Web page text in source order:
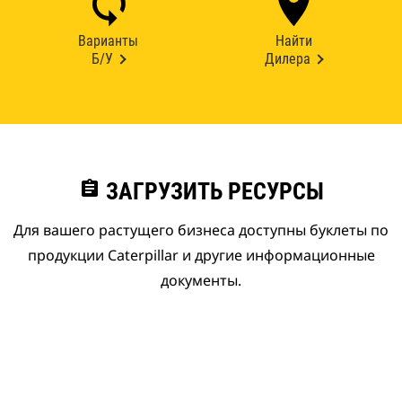
Варианты
Б/У
Найти
Дилера
assignment ЗАГРУЗИТЬ РЕСУРСЫ
Для вашего растущего бизнеса доступны буклеты по
продукции Caterpillar и другие информационные
документы.